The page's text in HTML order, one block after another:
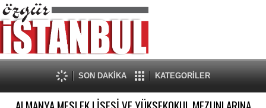
SON DAKİKA KATEGORİLER